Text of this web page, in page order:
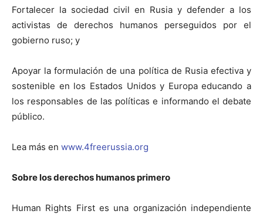
Fortalecer la sociedad civil en Rusia y defender a los
activistas de derechos humanos perseguidos por el
gobierno ruso; y
Apoyar la formulación de una política de Rusia efectiva y
sostenible en los Estados Unidos y Europa educando a
los responsables de las políticas e informando el debate
público.
Lea más en www.4freerussia.org
Sobre los derechos humanos primero
Human Rights First es una organización independiente